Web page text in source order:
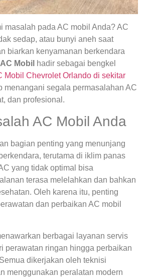
masalah pada AC mobil Anda? AC
sedap, atau bunyi aneh saat
biarkan kenyamanan berkendara
Mobil hadir sebagai bengkel
Mobil Chevrolet Orlando di sekitar
menangani segala permasalahan AC
dan profesional.
AC Mobil Anda
bagian penting yang menunjang
terutama di iklim panas
yang tidak optimal bisa
terasa melelahkan dan bahkan
Oleh karena itu, penting
dan perbaikan AC mobil
berbagai layanan servis
perawatan ringan hingga perbaikan
dikerjakan oleh teknisi
menggunakan peralatan modern